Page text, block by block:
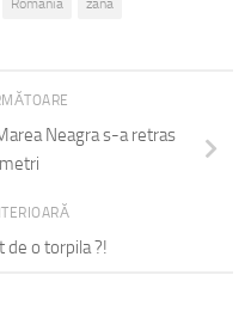
Romania zana
Neagra s-a retras
de o torpila ?!